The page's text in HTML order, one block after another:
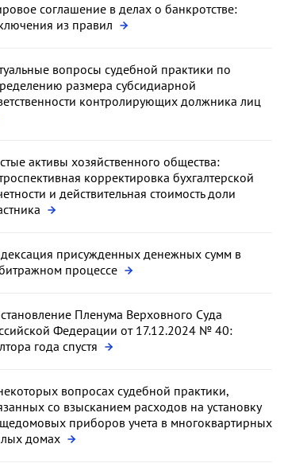
соглашение в делах о банкротстве:
из правил
вопросы судебной практики по
размера субсидиарной
контролирующих должника лиц
активы хозяйственного общества:
корректировка бухгалтерской
и действительная стоимость доли
присужденных денежных сумм в
процессе
Пленума Верховного Суда
Федерации от 17.12.2024 № 40:
года спустя
вопросах судебной практики,
со взысканием расходов на установку
приборов учета в многоквартирных
домах